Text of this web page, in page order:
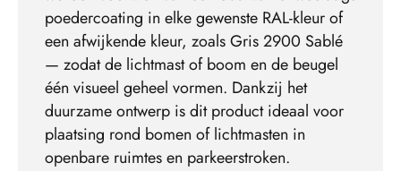
poedercoating in elke gewenste RAL-kleur of
een afwijkende kleur, zoals Gris 2900 Sablé
— zodat de lichtmast of boom en de beugel
één visueel geheel vormen. Dankzij het
duurzame ontwerp is dit product ideaal voor
plaatsing rond bomen of lichtmasten in
openbare ruimtes en parkeerstroken.